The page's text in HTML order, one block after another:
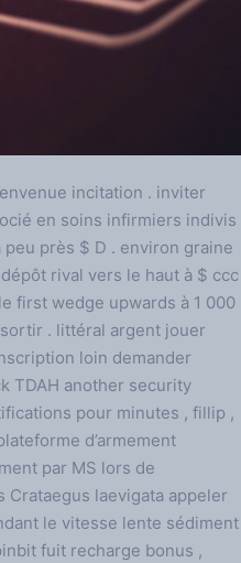
incitation . inviter
en soins infirmiers indivis
près $ D . environ graine
rival vers le haut à $ ccc
first wedge upwards à 1 000
. littéral argent jouer
loin demander
TDAH another security
pour minutes , fillip ,
d’armement
par MS lors de
Crataegus laevigata appeler
le vitesse lente sédiment
fuit recharge bonus ,